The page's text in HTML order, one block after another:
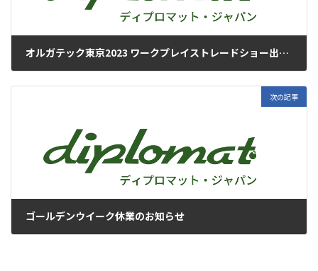
オルガテック東京2023 ワークプレイストレードショー出展のお知らせ
次の記事
ゴールデンウイーク休業のお知らせ